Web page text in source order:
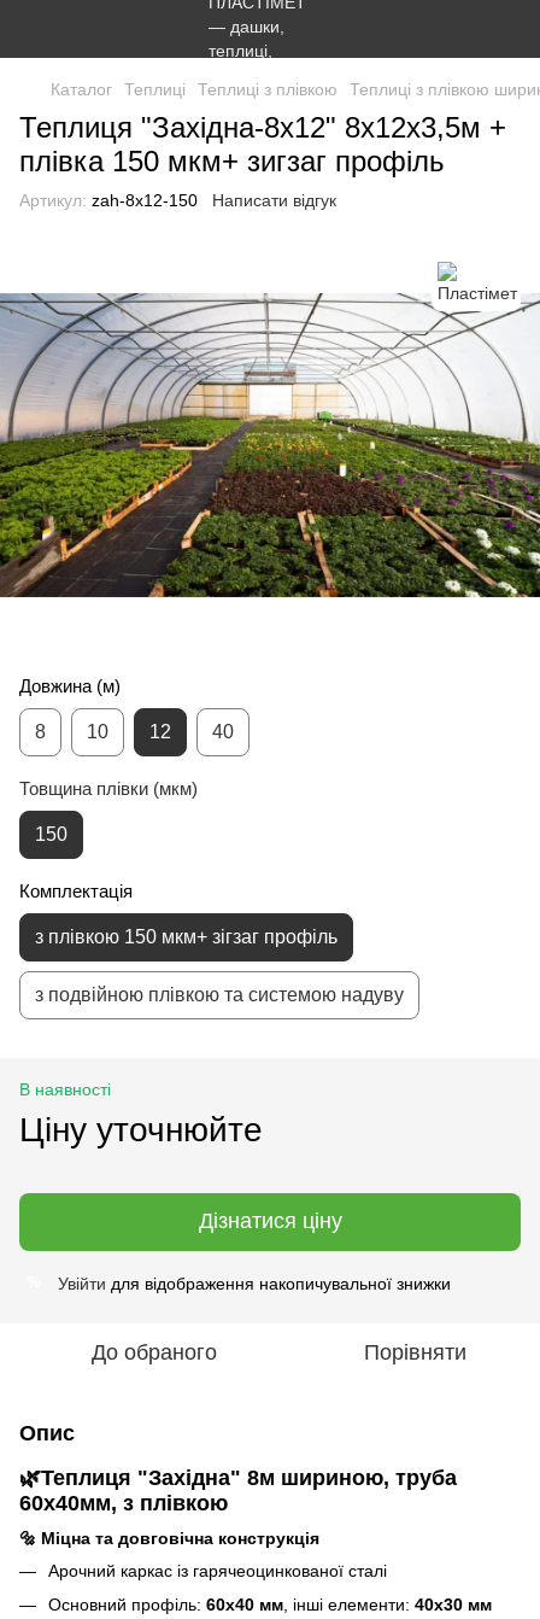
Каталог Теплиці Теплиці з плівкою Теплиці з плівкою
Теплиця "Західна-8х12" 8х12х3,5м +
плівка 150 мкм+ зигзаг профіль
Артикул: zah-8x12-150 Написати відгук
Довжина (м)
8 10 12 40
Товщина плівки (мкм)
150
Комплектація
з плівкою 150 мкм+ зігзаг профіль
з подвійною плівкою та системою надуву
В наявності
Ціну уточнюйте
Дізнатися ціну
Увійти для відображення накопичувальної знижки
До обраного Порівняти
Опис
🌿Теплиця "Західна" 8м шириною, труба
60х40мм, з плівкою
🔩 Міцна та довговічна конструкція
Арочний каркас із гарячеоцинкованої сталі
Основний профіль: 60х40 мм, інші елементи: 40х30 мм